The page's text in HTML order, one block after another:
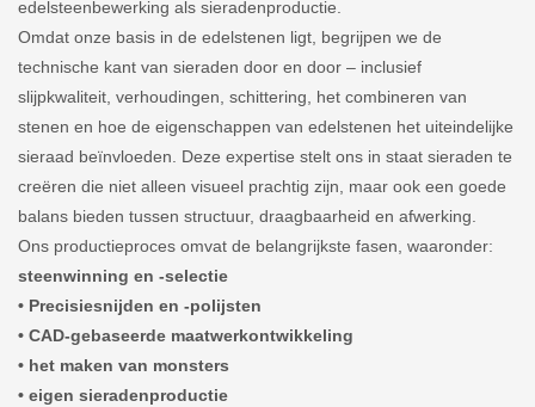
edelsteenbewerking als sieradenproductie.
Omdat onze basis in de edelstenen ligt, begrijpen we de
technische kant van sieraden door en door – inclusief
slijpkwaliteit, verhoudingen, schittering, het combineren van
stenen en hoe de eigenschappen van edelstenen het uiteindelijke
sieraad beïnvloeden. Deze expertise stelt ons in staat sieraden te
creëren die niet alleen visueel prachtig zijn, maar ook een goede
balans bieden tussen structuur, draagbaarheid en afwerking.
Ons productieproces omvat de belangrijkste fasen, waaronder:
steenwinning en -selectie
• Precisiesnijden en -polijsten
• CAD-gebaseerde maatwerkontwikkeling
• het maken van monsters
• eigen sieradenproductie